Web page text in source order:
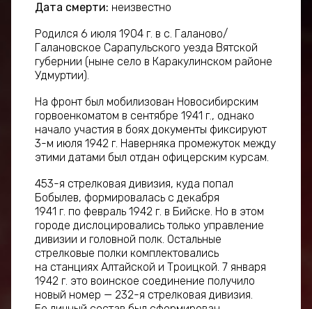
Дата смерти: неизвестно
Родился 6 июля 1904 г. в с. Галаново/
Галановское Сарапульского уезда Вятской
губернии (ныне село в Каракулинском районе
Удмуртии).
На фронт был мобилизован Новосибирским
горвоенкоматом в сентябре 1941 г., однако
начало участия в боях документы фиксируют
3-м июля 1942 г. Наверняка промежуток между
этими датами был отдан офицерским курсам.
453-я стрелковая дивизия, куда попал
Бобылев, формировалась с декабря
1941 г. по февраль 1942 г. в Бийске. Но в этом
городе дислоцировались только управление
дивизии и головной полк. Остальные
стрелковые полки комплектовались
на станциях Алтайской и Троицкой. 7 января
1942 г. это воинское соединение получило
новый номер — 232-я стрелковая дивизия.